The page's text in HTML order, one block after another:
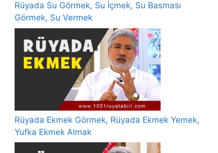
Rüyada Su Görmek, Su İçmek, Su Basması
Görmek, Su Vermek
Rüyada Ekmek Görmek, Rüyada Ekmek Yemek,
Yufka Ekmek Almak